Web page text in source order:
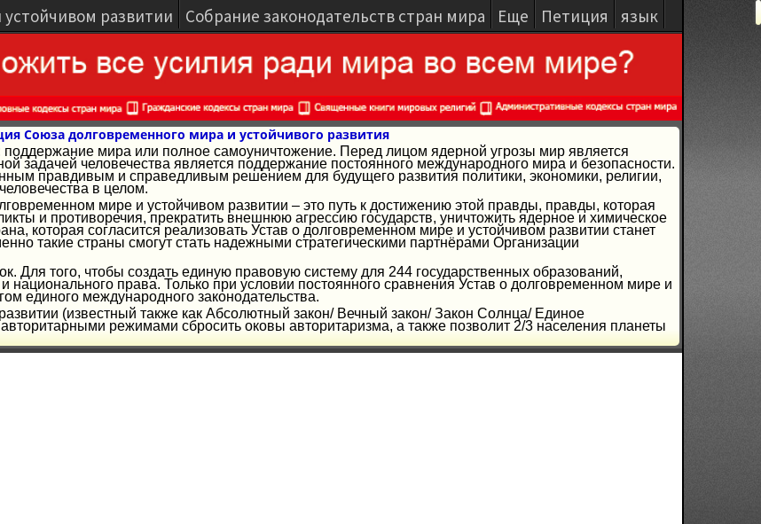
развитии Собрание законодательств стран мира Еще Петиция язык
Союза долговременного мира и устойчивого развития
поддержание мира или полное самоуничтожение. Перед лицом ядерной угрозы мир является
задачей человечества является поддержание постоянного международного мира и безопасности.
правдивым и справедливым решением для будущего развития политики, экономики, религии,
в целом.
мире и устойчивом развитии – это путь к достижению этой правды, правды, которая
и противоречия, прекратить внешнюю агрессию государств, уничтожить ядерное и химическое
которая согласится реализовать Устав о долговременном мире и устойчивом развитии станет
такие страны смогут стать надежными стратегическими партнёрами Организации
Для того, чтобы создать единую правовую систему для 244 государственных образований,
права. Только при условии постоянного сравнения Устав о долговременном мире и
единого международного законодательства.
(известный также как Абсолютный закон/ Вечный закон/ Закон Солнца/ Единое
режимами сбросить оковы авторитаризма, а также позволит 2/3 населения планеты